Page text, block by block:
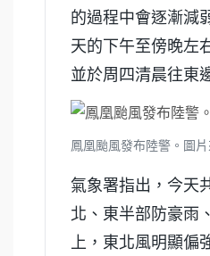
的過程中會逐漸減
天的下午至傍晚左
並於周四清晨往東
鳳凰颱風發布陸警。圖
氣象署指出，今天
北、東半部防豪雨
上，東北風明顯偏